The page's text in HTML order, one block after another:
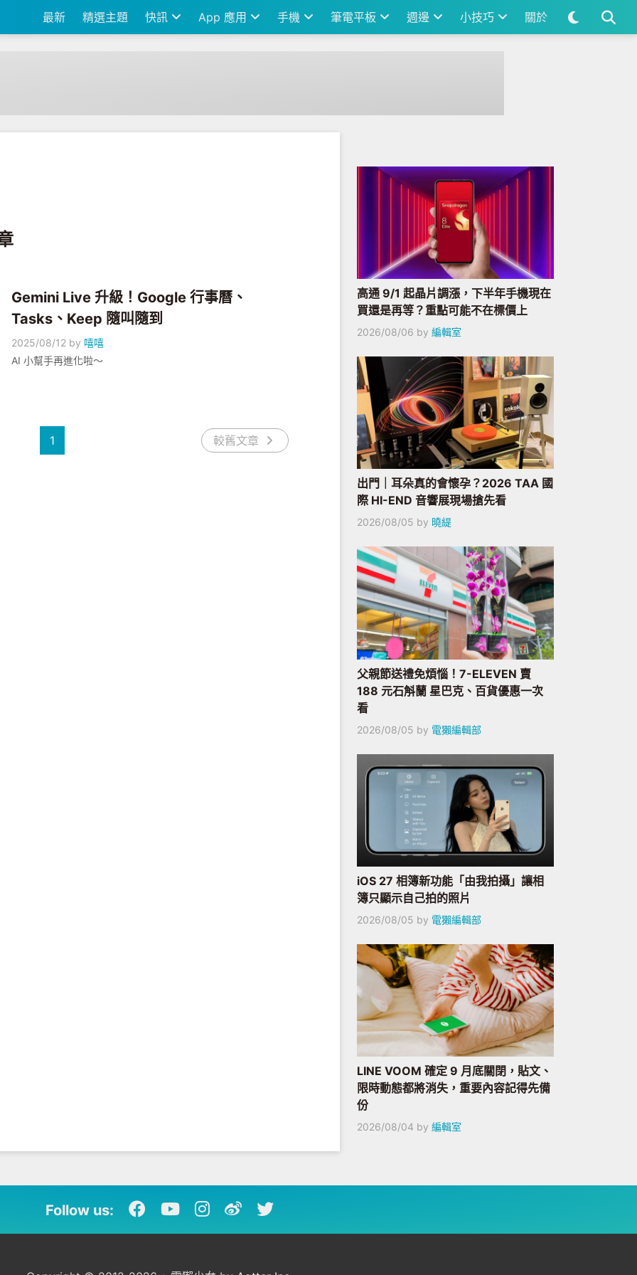
最新 精選主題 快訊 App 應用 手機 筆電平板 週邊 小技巧 關於
Gemini Live 升級！Google 行事曆、
Tasks、Keep 隨叫隨到
2025/08/12 by 嘻嘻
AI 小幫手再進化啦～
1 較舊文章
高通 9/1 起晶片調漲，下半年手機現在
買還是再等？重點可能不在標價上
2026/08/06 by 編輯室
出門｜耳朵真的會懷孕？2026 TAA 國
際 HI-END 音響展現場搶先看
2026/08/05 by 曉緹
父親節送禮免煩惱！7-ELEVEN 賣
188 元石斛蘭 星巴克、百貨優惠一次
看
2026/08/05 by 電獺編輯部
iOS 27 相簿新功能「由我拍攝」讓相
簿只顯示自己拍的照片
2026/08/05 by 電獺編輯部
LINE VOOM 確定 9 月底關閉，貼文、
限時動態都將消失，重要內容記得先備
份
2026/08/04 by 編輯室
Follow us: